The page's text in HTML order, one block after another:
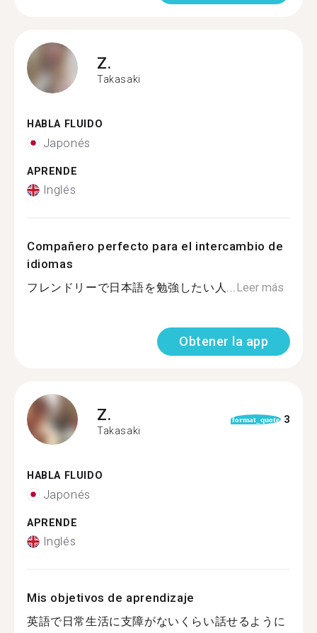
Z.
Takasaki
HABLA FLUIDO
Japonés
APRENDE
Inglés
Compañero perfecto para el intercambio de
idiomas
フレンドリーで日本語を勉強したい人...Leer más
Obtener la app
Z.
Takasaki
format_quote 3
HABLA FLUIDO
Japonés
APRENDE
Inglés
Mis objetivos de aprendizaje
英語で日常生活に支障がないくらい話せるように